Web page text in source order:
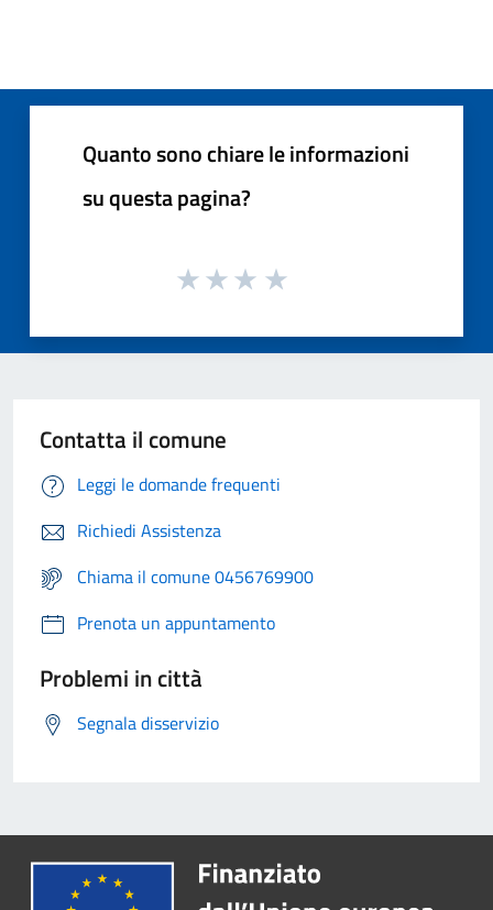
Quanto sono chiare le informazioni
su questa pagina?
Contatta il comune
Leggi le domande frequenti
Richiedi Assistenza
Chiama il comune 0456769900
Prenota un appuntamento
Problemi in città
Segnala disservizio